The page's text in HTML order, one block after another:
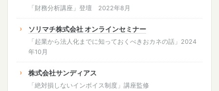
「財務分析講座」登壇 2022年8月
ソリマチ株式会社 オンラインセミナー
「起業から法人化までに知っておくべきおカネの話」2024
年10月
株式会社サンディアス
「絶対損しないインボイス制度」講座監修